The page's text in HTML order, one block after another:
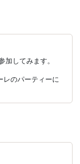
してみます。
のパーティーに